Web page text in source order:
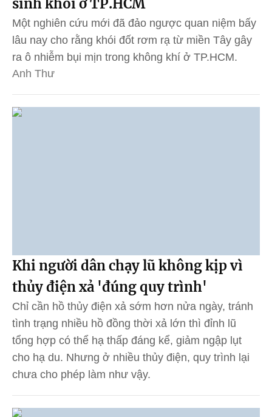
Một nghiên cứu mới đã đảo ngược quan niệm bấy
lâu nay cho rằng khói đốt rơm rạ từ miền Tây gây
ra ô nhiễm bụi mịn trong không khí ở TP.HCM.
Anh Thư
Khi người dân chạy lũ không kịp vì
thủy điện xả 'đúng quy trình'
Chỉ cần hồ thủy điện xả sớm hơn nửa ngày, tránh
tình trạng nhiều hồ đồng thời xả lớn thì đỉnh lũ
tổng hợp có thể hạ thấp đáng kể, giảm ngập lụt
cho hạ du. Nhưng ở nhiều thủy điện, quy trình lại
chưa cho phép làm như vậy.